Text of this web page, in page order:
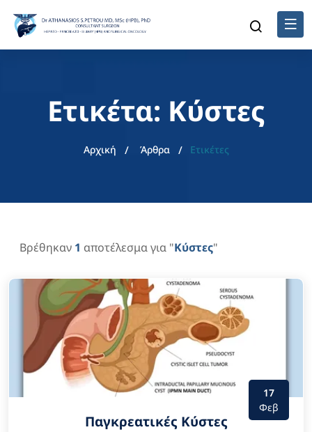
Ετικέτα: Κύστες
Αρχική Άρθρα Ετικέτες
Βρέθηκαν 1 αποτέλεσμα για "Κύστες"
17
Φεβ
Παγκρεατικές Κύστες